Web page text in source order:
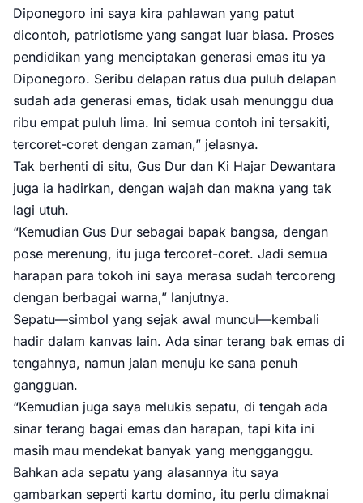
Diponegoro ini saya kira pahlawan yang patut
dicontoh, patriotisme yang sangat luar biasa. Proses
pendidikan yang menciptakan generasi emas itu ya
Diponegoro. Seribu delapan ratus dua puluh delapan
sudah ada generasi emas, tidak usah menunggu dua
ribu empat puluh lima. Ini semua contoh ini tersakiti,
tercoret-coret dengan zaman,” jelasnya.
Tak berhenti di situ, Gus Dur dan Ki Hajar Dewantara
juga ia hadirkan, dengan wajah dan makna yang tak
lagi utuh.
“Kemudian Gus Dur sebagai bapak bangsa, dengan
pose merenung, itu juga tercoret-coret. Jadi semua
harapan para tokoh ini saya merasa sudah tercoreng
dengan berbagai warna,” lanjutnya.
Sepatu—simbol yang sejak awal muncul—kembali
hadir dalam kanvas lain. Ada sinar terang bak emas di
tengahnya, namun jalan menuju ke sana penuh
gangguan.
“Kemudian juga saya melukis sepatu, di tengah ada
sinar terang bagai emas dan harapan, tapi kita ini
masih mau mendekat banyak yang mengganggu.
Bahkan ada sepatu yang alasannya itu saya
gambarkan seperti kartu domino, itu perlu dimaknai